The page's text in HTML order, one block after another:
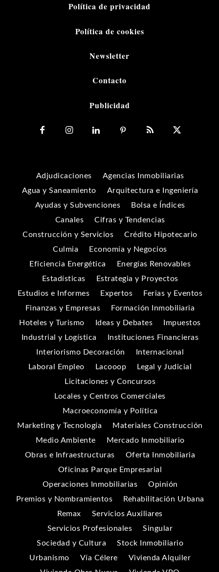
Política de privacidad
Política de cookies
Newsletter
Contacto
Publicidad
Adjudicaciones
Agencias Inmobiliarias
Agua y Saneamiento
Arquitectura e Ingeniería
Ayudas y Subvenciones
Bolsa e Índices
Canales
Cifras y Tendencias
Construcción y Servicios
Crédito Hipotecario
Culmia
Economía y Negocios
Eficiencia Energética
Energías Renovables
Estadísticas
Estrategia y Proyectos
Estudios e Informes
Expertos
Ferias y Eventos
Finanzas y Empresas
Formación Inmobiliaria
Hoteles y Turismo
Ideas y Debates
Impuestos
Industrial y Logística
Instituciones Financieras
Interiorismo Decoración
Internacional
Laboral Empleo
Lacooop
Legal y Judicial
Licitaciones y Concursos
Locales y Centros Comerciales
Macroeconomía y Política
Marketing y Tecnología
Materiales Construcción
Medio Ambiente
Mercado Inmobiliario
Obras e Infraestructuras
Oferta Inmobiliaria
Oficinas Parque Empresarial
Operaciones Inmobiliarias
Opinión
Premios y Nombramientos
Rehabilitación Urbana
Remax
Servicios Auxiliares
Servicios Profesionales
Singular
Sociedad y Cultura
Stock Inmobiliario
Urbanismo
Vía Célere
Vivienda Alquiler